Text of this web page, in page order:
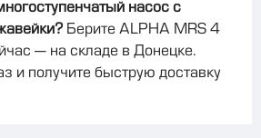
насос с
Берите ALPHA MRS 4
— на складе в Донецке.
и получите быструю доставку